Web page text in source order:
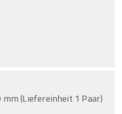
mm (Liefereinheit 1 Paar)